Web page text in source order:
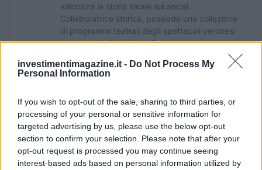
investimentimagazine.it - Do Not Process My
Personal Information
If you wish to opt-out of the sale, sharing to third parties, or
processing of your personal or sensitive information for
targeted advertising by us, please use the below opt-out
section to confirm your selection. Please note that after your
opt-out request is processed you may continue seeing
interest-based ads based on personal information utilized by
valorizza la storia locale sui social.
Collaboratrice storica, possiede una collezione
di programmi teatrali degli spettacoli veronesi
come particolare biografico.